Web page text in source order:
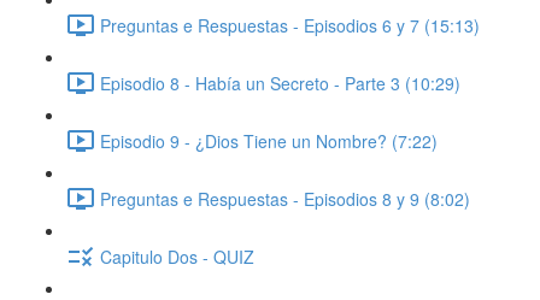
Preguntas e Respuestas - Episodios 6 y 7 (15:13)
Episodio 8 - Había un Secreto - Parte 3 (10:29)
Episodio 9 - ¿Dios Tiene un Nombre? (7:22)
Preguntas e Respuestas - Episodios 8 y 9 (8:02)
Capitulo Dos - QUIZ